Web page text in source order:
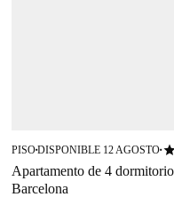
PISO■DISPONIBLE 12 AGOSTO■
Apartamento de 4
Barcelona